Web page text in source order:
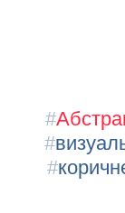
#
#
#